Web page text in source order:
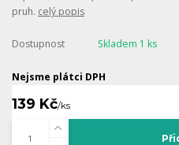
pruh. celý popis
Dostupnost Skladem 1 ks
Nejsme plátci DPH
139 Kč/ks